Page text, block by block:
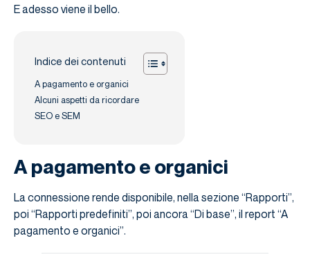
E adesso viene il bello.
Indice dei contenuti
A pagamento e organici
Alcuni aspetti da ricordare
SEO e SEM
A pagamento e organici
La connessione rende disponibile, nella sezione “Rapporti”,
poi “Rapporti predefiniti”, poi ancora “Di base”, il report “A
pagamento e organici”.